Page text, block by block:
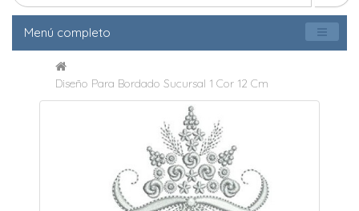
Menú completo
Diseño Para Bordado Sucursal 1 Cor 12 Cm